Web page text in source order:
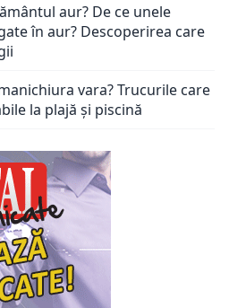
aur? De ce unele
în aur? Descoperirea care
vara? Trucurile care
la plajă și piscină